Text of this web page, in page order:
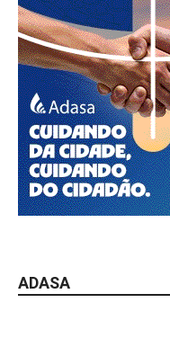
ADASA